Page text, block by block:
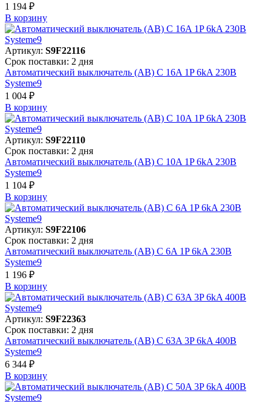
1 194 ₽
В корзинy
Артикул: S9F22116
Срок поставки: 2 дня
Автоматический выключатель (АВ) C 16A 1P 6kA 230В
Systeme9
1 004 ₽
В корзинy
Артикул: S9F22110
Срок поставки: 2 дня
Автоматический выключатель (АВ) C 10A 1P 6kA 230В
Systeme9
1 104 ₽
В корзинy
Артикул: S9F22106
Срок поставки: 2 дня
Автоматический выключатель (АВ) C 6A 1P 6kA 230В
Systeme9
1 196 ₽
В корзинy
Артикул: S9F22363
Срок поставки: 2 дня
Автоматический выключатель (АВ) C 63A 3P 6kA 400В
Systeme9
6 344 ₽
В корзинy